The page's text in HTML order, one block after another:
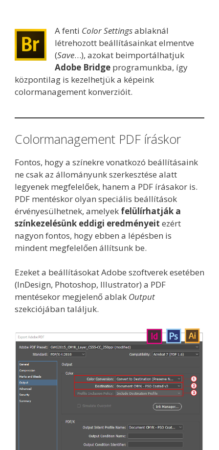
A fenti Color Settingsablaknál
létrehozott beállításainkat elmentve
(Save…), azokat beimportálhatjuk
Adobe Bridge programunkba, így
központilag is kezelhetjük a képeink
colormanagement konverzióit.
Colormanagement PDF íráskor
Fontos, hogy a színekre vonatkozó beállításaink
ne csak az állományunk szerkesztése alatt
legyenek megfelelőek, hanem a PDF írásakor is.
PDF mentéskor olyan speciális beállítások
érvényesülhetnek, amelyek felülírhatják a
színkezelésünk eddigi eredményeit ezért
nagyon fontos, hogy ebben a lépésben is
mindent megfelelően állítsunk be.
Ezeket a beállításokat Adobe szoftverek esetében
(InDesign, Photoshop, Illustrator) a PDF
mentésekor megjelenő ablak Output
szekciójában találjuk.